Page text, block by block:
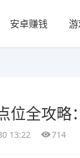
安卓赚钱
全攻略
13:22 714